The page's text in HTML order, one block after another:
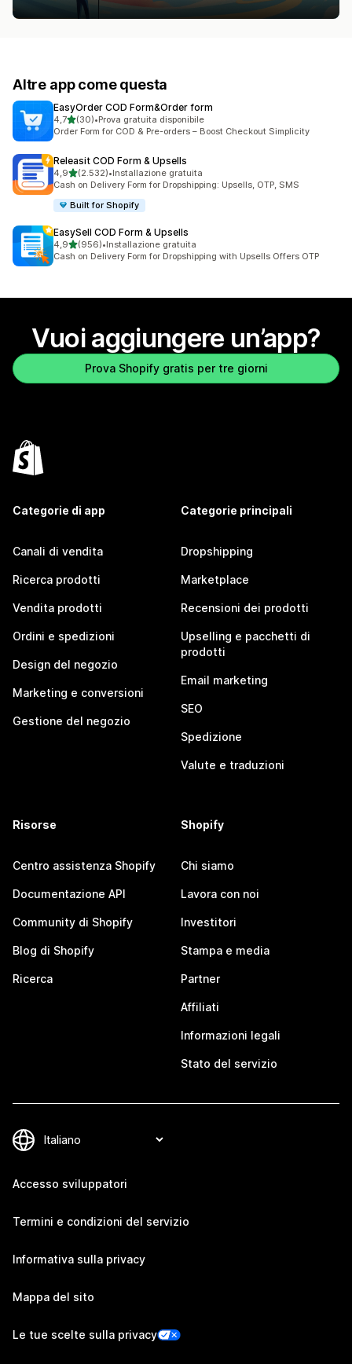
Altre app come questa
EasyOrder COD Form&Order form
4,7stelle su 5
(30)
30 recensioni totali
•Prova gratuita disponibile
Order Form for COD & Pre-orders – Boost Checkout Simplicity
Releasit COD Form & Upsells
4,9stelle su 5
(2.532)
2532 recensioni totali
•Installazione gratuita
Cash on Delivery Form for Dropshipping: Upsells, OTP, SMS
Built for Shopify
EasySell COD Form & Upsells
4,9stelle su 5
(956)
956 recensioni totali
•Installazione gratuita
Cash on Delivery Form for Dropshipping with Upsells Offers OTP
Vuoi aggiungere un’app?
Prova Shopify gratis per tre giorni
Categorie di app
Canali di vendita
Ricerca prodotti
Vendita prodotti
Ordini e spedizioni
Design del negozio
Marketing e conversioni
Gestione del negozio
Categorie principali
Dropshipping
Marketplace
Recensioni dei prodotti
Upselling e pacchetti di
prodotti
Email marketing
SEO
Spedizione
Valute e traduzioni
Risorse
Centro assistenza Shopify
Documentazione API
Community di Shopify
Blog di Shopify
Ricerca
Shopify
Chi siamo
Lavora con noi
Investitori
Stampa e media
Partner
Affiliati
Informazioni legali
Stato del servizio
Accesso sviluppatori
Termini e condizioni del servizio
Informativa sulla privacy
Mappa del sito
Le tue scelte sulla privacy